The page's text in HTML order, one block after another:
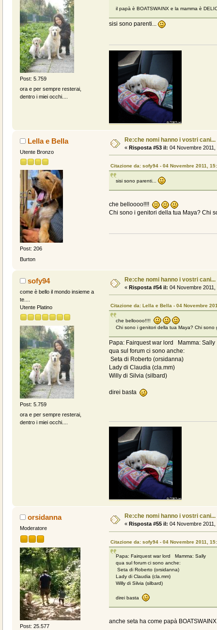
Post: 5.759
ora e per sempre resterai,
dentro i miei occhi....
il papà è BOATSWAINX e la mamma è
sisi sono parenti...
Lella e Bella
Utente Bronzo
Post: 206
Burton
Re:che nomi hanno i vostri cani...
« Risposta #53 il: 04 Novembre 2011,
Citazione da: sofy94 - 04 Novembre 2011,
sisi sono parenti...
che belloooo!!!!
Chi sono i genitori della tua Maya? Chi
sofy94
come è bello il mondo insieme a
te....
Utente Platino
Post: 5.759
ora e per sempre resterai,
dentro i miei occhi....
Re:che nomi hanno i vostri cani...
« Risposta #54 il: 04 Novembre 2011,
Citazione da: Lella e Bella - 04 Novembre
che belloooo!!!!
Chi sono i genitori della tua Maya? Chi sono
Papa: Fairquest war lord Mamma: Sally
qua sul forum ci sono anche:
Seta di Roberto (orsidanna)
Lady di Claudia (cla.mm)
Willy di Silvia (silbard)
direi basta
orsidanna
Moderatore
Post: 25.577
Re:che nomi hanno i vostri cani...
« Risposta #55 il: 04 Novembre 2011,
Citazione da: sofy94 - 04 Novembre 2011,
Papa: Fairquest war lord Mamma: Sally
qua sul forum ci sono anche:
Seta di Roberto (orsidanna)
Lady di Claudia (cla.mm)
Willy di Silvia (silbard)
direi basta
anche seta ha come papà BOATSWAINX